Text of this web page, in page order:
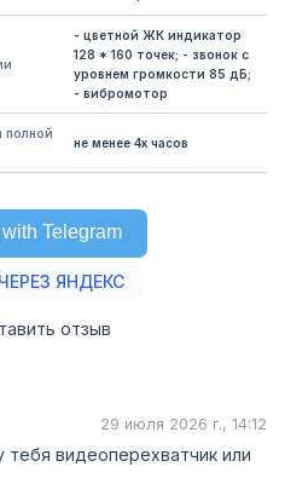
- цветной ЖК индикатор
128 * 160 точек; - звонок с
уровнем громкости 85 дБ;
- вибромотор
полной
не менее 4х часов
ЯНДЕКС
отзыв
29 июля 2026 г., 14:12
тебя видеоперехватчик или